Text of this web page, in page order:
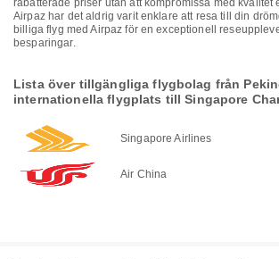
rabatterade priser utan att kompromissa med kvalitet
Airpaz har det aldrig varit enklare att resa till din
billiga flyg med Airpaz för en exceptionell
besparingar.
Lista över tillgängliga flygbolag från
internationella flygplats till Singapore
Singapore Airlines
Air China